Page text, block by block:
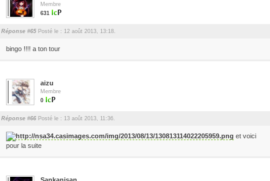
Membre
631
Réponse #65 Posté le : 12 août 2013, 13:18.
bingo !!!! a ton tour
aizu
Membre
0
Réponse #66 Posté le : 13 août 2013, 11:36.
et voici
pour la suite